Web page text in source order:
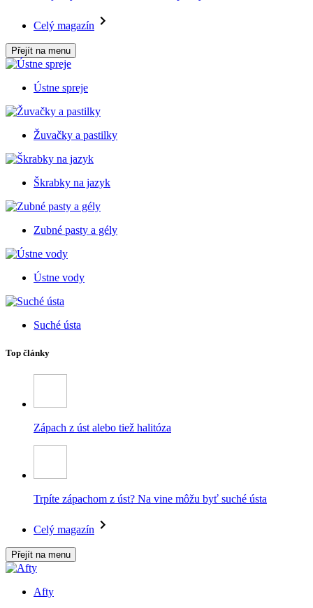
Celý magazín
Přejít na menu
Ústne spreje
Žuvačky a pastilky
Škrabky na jazyk
Zubné pasty a gély
Ústne vody
Suché ústa
Top články
Zápach z úst alebo tiež halitóza
Trpíte zápachom z úst? Na vine môžu byť suché ústa
Celý magazín
Přejít na menu
Afty